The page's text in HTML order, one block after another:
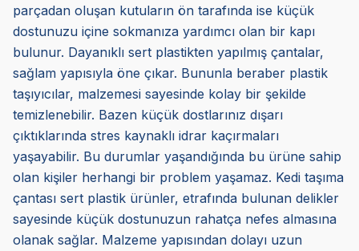
parçadan oluşan kutuların ön tarafında ise küçük
dostunuzu içine sokmanıza yardımcı olan bir kapı
bulunur. Dayanıklı sert plastikten yapılmış çantalar,
sağlam yapısıyla öne çıkar. Bununla beraber plastik
taşıyıcılar, malzemesi sayesinde kolay bir şekilde
temizlenebilir. Bazen küçük dostlarınız dışarı
çıktıklarında stres kaynaklı idrar kaçırmaları
yaşayabilir. Bu durumlar yaşandığında bu ürüne sahip
olan kişiler herhangi bir problem yaşamaz. Kedi taşıma
çantası sert plastik ürünler, etrafında bulunan delikler
sayesinde küçük dostunuzun rahatça nefes almasına
olanak sağlar. Malzeme yapısından dolayı uzun